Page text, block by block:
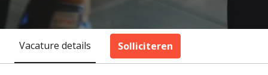
Vacature details Solliciteren